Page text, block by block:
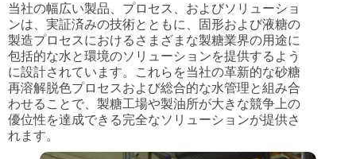
当社の幅広い製品、プロセス、およびソリューショ
ンは、実証済みの技術とともに、固形および液糖の
製造プロセスにおけるさまざまな製糖業界の用途に
包括的な水と環境のソリューションを提供するよう
に設計されています。これらを当社の革新的な砂糖
再溶解脱色プロセスおよび総合的な水管理と組み合
わせることで、製糖工場や製油所が大きな競争上の
優位性を達成できる完全なソリューションが提供さ
れます。